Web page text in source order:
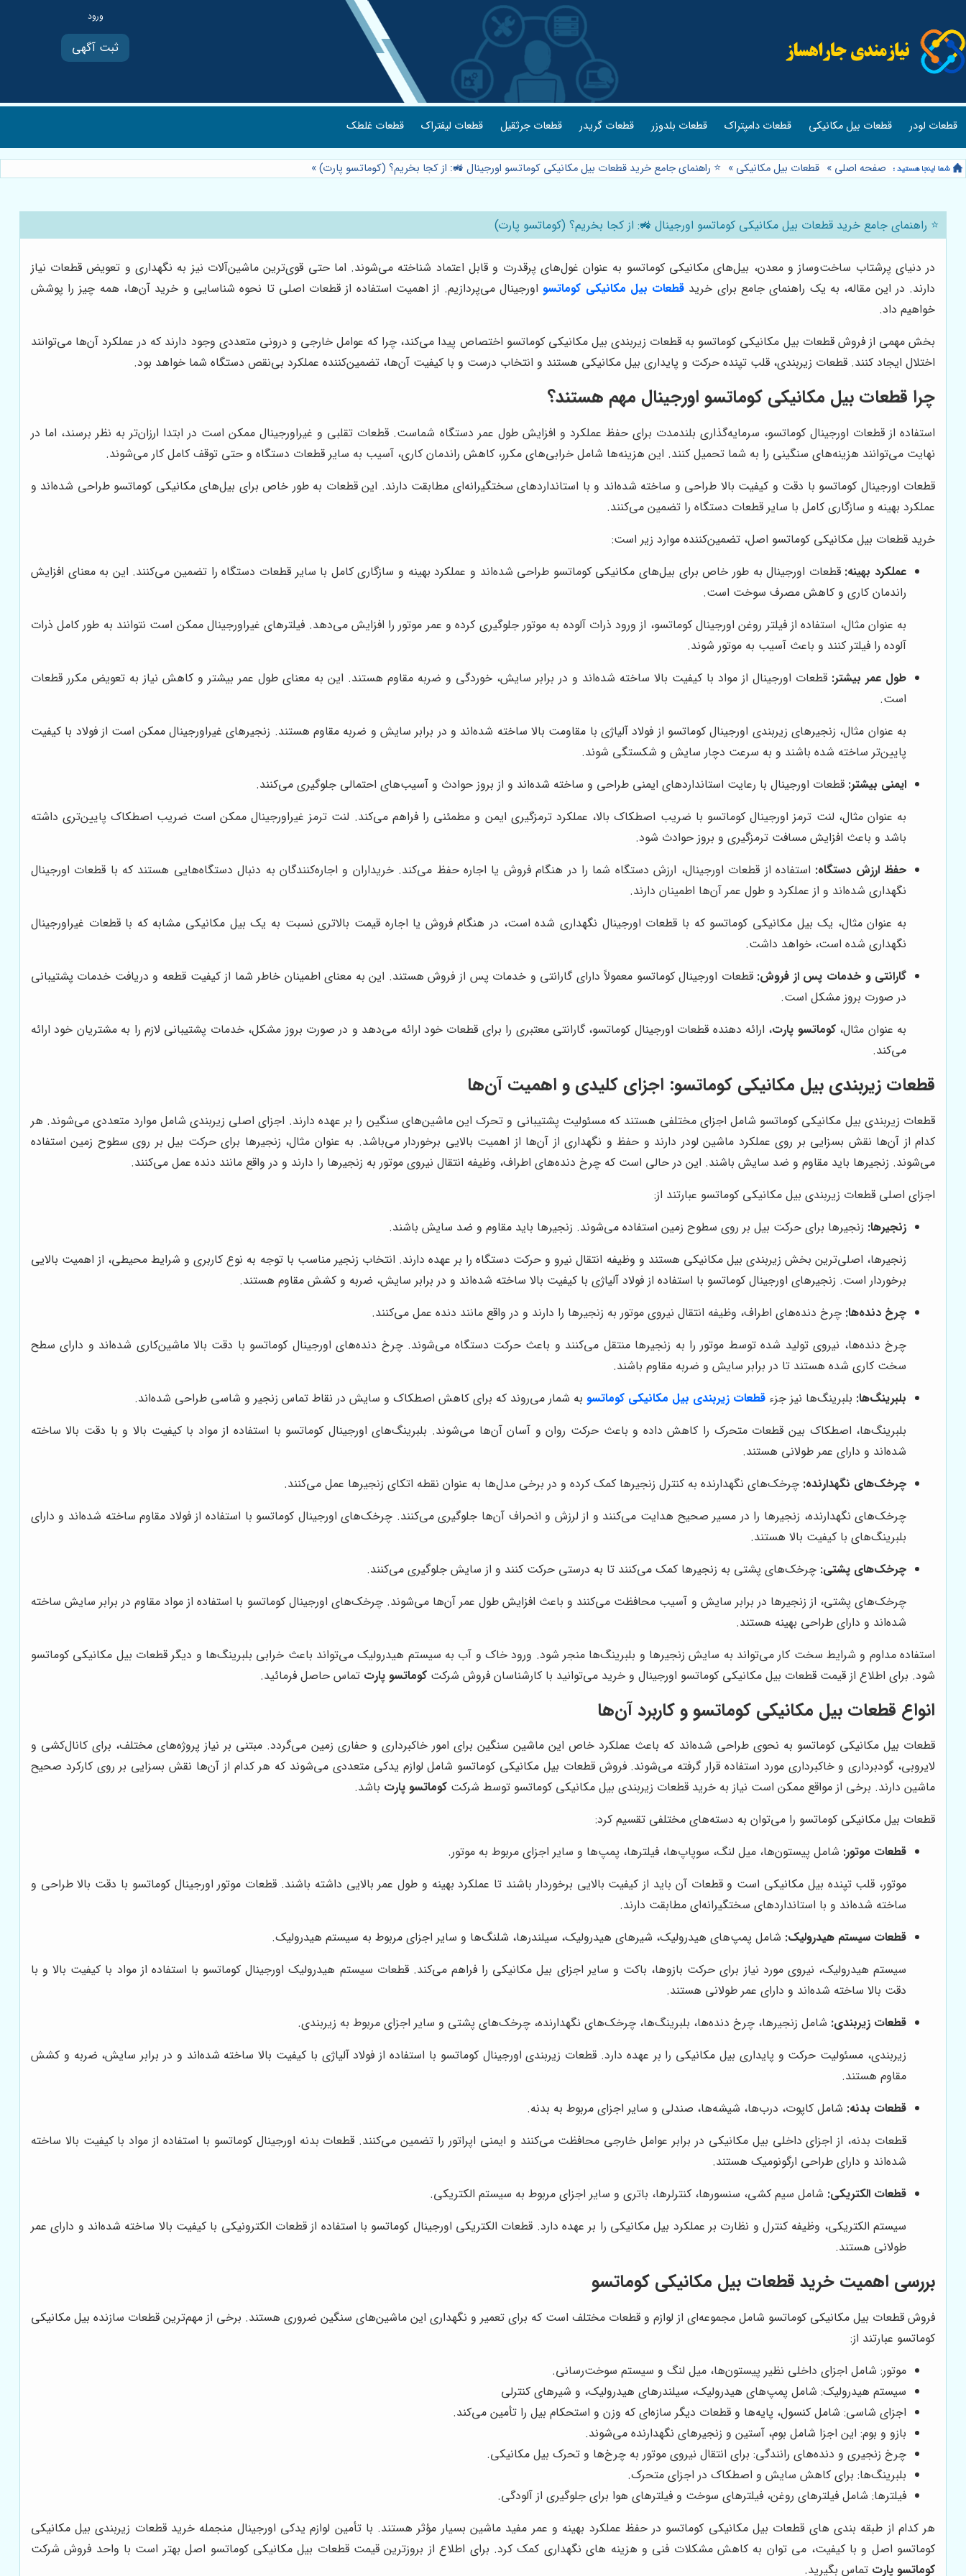
ثبت آگهی
قطعات لودر قطعات بیل مکانیکی قطعات دامپتراک قطعات بلدوزر قطعات گریدر قطعات جرثقیل قطعات لیفتراک قطعات غلطک
صفحه اصلی » قطعات بیل مکانیکی » ⭐️ راهنمای جامع خرید قطعات بیل مکانیکی کوماتسو اورجینال 🚜: از کجا بخریم؟ (کوماتسو پارت)»
⭐️ راهنمای جامع خرید قطعات بیل مکانیکی کوماتسو اورجینال 🚜: از کجا بخریم؟ (کوماتسو پارت)
در دنیای پرشتاب ساخت‌وساز و معدن، بیل‌های مکانیکی کوماتسو به عنوان غول‌های پرقدرت و قابل اعتماد شناخته می‌شوند. اما حتی قوی‌ترین ماشین‌آلات نیز به نگهداری و تعویض قطعات نیاز
دارند. در این مقاله، به یک راهنمای جامع برای خرید قطعات بیل مکانیکی کوماتسواورجینال می‌پردازیم. از اهمیت استفاده از قطعات اصلی تا نحوه شناسایی و خرید آن‌ها، همه چیز را پوشش
خواهیم داد.
بخش مهمی از فروش قطعات بیل مکانیکی کوماتسو به قطعات زیربندی بیل مکانیکی کوماتسو اختصاص پیدا می‌کند، چرا که عوامل خارجی و درونی متعددی وجود دارند که در عملکرد آن‌ها می‌توانند
اختلال ایجاد کنند. قطعات زیربندی، قلب تپنده حرکت و پایداری بیل مکانیکی هستند و انتخاب درست و با کیفیت آن‌ها، تضمین‌کننده عملکرد بی‌نقص دستگاه شما خواهد بود.
چرا قطعات بیل مکانیکی کوماتسو اورجینال مهم هستند؟
استفاده از قطعات اورجینال کوماتسو، سرمایه‌گذاری بلندمدت برای حفظ عملکرد و افزایش طول عمر دستگاه شماست. قطعات تقلبی و غیراورجینال ممکن است در ابتدا ارزان‌تر به نظر برسند، اما در
نهایت می‌توانند هزینه‌های سنگینی را به شما تحمیل کنند. این هزینه‌ها شامل خرابی‌های مکرر، کاهش راندمان کاری، آسیب به سایر قطعات دستگاه و حتی توقف کامل کار می‌شوند.
قطعات اورجینال کوماتسو با دقت و کیفیت بالا طراحی و ساخته شده‌اند و با استانداردهای سختگیرانه‌ای مطابقت دارند. این قطعات به طور خاص برای بیل‌های مکانیکی کوماتسو طراحی شده‌اند و
عملکرد بهینه و سازگاری کامل با سایر قطعات دستگاه را تضمین می‌کنند.
خرید قطعات بيل مكانيكى كوماتسو اصل، تضمین‌کننده موارد زیر است:
عملکرد بهینه: قطعات اورجینال به طور خاص برای بیل‌های مکانیکی کوماتسو طراحی شده‌اند و عملکرد بهینه و سازگاری کامل با سایر قطعات دستگاه را تضمین می‌کنند. این به معنای افزایش
راندمان کاری و کاهش مصرف سوخت است.
به عنوان مثال، استفاده از فیلتر روغن اورجینال کوماتسو، از ورود ذرات آلوده به موتور جلوگیری کرده و عمر موتور را افزایش می‌دهد. فیلترهای غیراورجینال ممکن است نتوانند به طور کامل ذرات
آلوده را فیلتر کنند و باعث آسیب به موتور شوند.
طول عمر بیشتر: قطعات اورجینال از مواد با کیفیت بالا ساخته شده‌اند و در برابر سایش، خوردگی و ضربه مقاوم هستند. این به معنای طول عمر بیشتر و کاهش نیاز به تعویض مکرر قطعات
است.
به عنوان مثال، زنجیرهای زیربندی اورجینال کوماتسو از فولاد آلیاژی با مقاومت بالا ساخته شده‌اند و در برابر سایش و ضربه مقاوم هستند. زنجیرهای غیراورجینال ممکن است از فولاد با کیفیت
پایین‌تر ساخته شده باشند و به سرعت دچار سایش و شکستگی شوند.
ایمنی بیشتر: قطعات اورجینال با رعایت استانداردهای ایمنی طراحی و ساخته شده‌اند و از بروز حوادث و آسیب‌های احتمالی جلوگیری می‌کنند.
به عنوان مثال، لنت ترمز اورجینال کوماتسو با ضریب اصطکاک بالا، عملکرد ترمزگیری ایمن و مطمئنی را فراهم می‌کند. لنت ترمز غیراورجینال ممکن است ضریب اصطکاک پایین‌تری داشته
باشد و باعث افزایش مسافت ترمزگیری و بروز حوادث شود.
حفظ ارزش دستگاه: استفاده از قطعات اورجینال، ارزش دستگاه شما را در هنگام فروش یا اجاره حفظ می‌کند. خریداران و اجاره‌کنندگان به دنبال دستگاه‌هایی هستند که با قطعات اورجینال
نگهداری شده‌اند و از عملکرد و طول عمر آن‌ها اطمینان دارند.
به عنوان مثال، یک بیل مکانیکی کوماتسو که با قطعات اورجینال نگهداری شده است، در هنگام فروش یا اجاره قیمت بالاتری نسبت به یک بیل مکانیکی مشابه که با قطعات غیراورجینال
نگهداری شده است، خواهد داشت.
گارانتی و خدمات پس از فروش: قطعات اورجینال کوماتسو معمولاً دارای گارانتی و خدمات پس از فروش هستند. این به معنای اطمینان خاطر شما از کیفیت قطعه و دریافت خدمات پشتیبانی
در صورت بروز مشکل است.
به عنوان مثال،کوماتسو پارت، ارائه دهنده قطعات اورجینال کوماتسو، گارانتی معتبری را برای قطعات خود ارائه می‌دهد و در صورت بروز مشکل، خدمات پشتیبانی لازم را به مشتریان خود ارائه
می‌کند.
قطعات زیربندی بیل مکانیکی کوماتسو: اجزای کلیدی و اهمیت آن‌ها
قطعات زیربندی بیل مکانیکی کوماتسو شامل اجزای مختلفی هستند که مسئولیت پشتیبانی و تحرک این ماشین‌های سنگین را بر عهده دارند. اجزای اصلی زیربندی شامل موارد متعددی می‌شوند. هر
کدام از آن‌ها نقش بسزایی بر روی عملکرد ماشین لودر دارند و حفظ و نگهداری از آن‌ها از اهمیت بالایی برخوردار می‌باشد. به عنوان مثال، زنجیرها برای حرکت بیل بر روی سطوح زمین استفاده
می‌شوند. زنجیرها باید مقاوم و ضد سایش باشند. این در حالی است که چرخ دنده‌های اطراف، وظیفه انتقال نیروی موتور به زنجیرها را دارند و در واقع مانند دنده عمل می‌کنند.
اجزای اصلی قطعات زیربندی بیل مکانیکی کوماتسو عبارتند از:
زنجیرها: زنجیرها برای حرکت بیل بر روی سطوح زمین استفاده می‌شوند. زنجیرها باید مقاوم و ضد سایش باشند.
زنجیرها، اصلی‌ترین بخش زیربندی بیل مکانیکی هستند و وظیفه انتقال نیرو و حرکت دستگاه را بر عهده دارند. انتخاب زنجیر مناسب با توجه به نوع کاربری و شرایط محیطی، از اهمیت بالایی
برخوردار است. زنجیرهای اورجینال کوماتسو با استفاده از فولاد آلیاژی با کیفیت بالا ساخته شده‌اند و در برابر سایش، ضربه و کشش مقاوم هستند.
چرخ دنده‌ها: چرخ دنده‌های اطراف، وظیفه انتقال نیروی موتور به زنجیرها را دارند و در واقع مانند دنده عمل می‌کنند.
چرخ دنده‌ها، نیروی تولید شده توسط موتور را به زنجیرها منتقل می‌کنند و باعث حرکت دستگاه می‌شوند. چرخ دنده‌های اورجینال کوماتسو با دقت بالا ماشین‌کاری شده‌اند و دارای سطح
سخت کاری شده هستند تا در برابر سایش و ضربه مقاوم باشند.
بلبرینگ‌ها: بلبرینگ‌ها نیز جزء قطعات زیربندی بیل مکانیکی کوماتسو به شمار می‌روند که برای کاهش اصطکاک و سایش در نقاط تماس زنجیر و شاسی طراحی شده‌اند.
بلبرینگ‌ها، اصطکاک بین قطعات متحرک را کاهش داده و باعث حرکت روان و آسان آن‌ها می‌شوند. بلبرینگ‌های اورجینال کوماتسو با استفاده از مواد با کیفیت بالا و با دقت بالا ساخته
شده‌اند و دارای عمر طولانی هستند.
چرخک‌های نگهدارنده: چرخک‌های نگهدارنده به کنترل زنجیرها کمک کرده و در برخی مدل‌ها به عنوان نقطه اتکای زنجیرها عمل می‌کنند.
چرخک‌های نگهدارنده، زنجیرها را در مسیر صحیح هدایت می‌کنند و از لرزش و انحراف آن‌ها جلوگیری می‌کنند. چرخک‌های اورجینال کوماتسو با استفاده از فولاد مقاوم ساخته شده‌اند و دارای
بلبرینگ‌های با کیفیت بالا هستند.
چرخک‌های پشتی: چرخک‌های پشتی به زنجیرها کمک می‌کنند تا به درستی حرکت کنند و از سایش جلوگیری می‌کنند.
چرخک‌های پشتی، از زنجیرها در برابر سایش و آسیب محافظت می‌کنند و باعث افزایش طول عمر آن‌ها می‌شوند. چرخک‌های اورجینال کوماتسو با استفاده از مواد مقاوم در برابر سایش ساخته
شده‌اند و دارای طراحی بهینه هستند.
استفاده مداوم و شرایط سخت کار می‌تواند به سایش زنجیرها و بلبرینگ‌ها منجر شود. ورود خاک و آب به سیستم هیدرولیکمی‌تواند باعث خرابی بلبرینگ‌ها و دیگر قطعات بیل مکانیکی کوماتسو
شود. برای اطلاع از قیمت قطعات بیل مکانیکی کوماتسو اورجینال و خرید می‌توانید با کارشناسان فروش شرکت کوماتسو پارت تماس حاصل فرمائید.
انواع قطعات بیل مکانیکی کوماتسو و کاربرد آن‌ها
قطعات بيل مكانيكى كوماتسو به نحوی طراحی شده‌اند که باعث عملکرد خاص این ماشین سنگین برای امور خاکبرداری و حفاری زمین می‌گردد. مبتنی بر نیاز پروژه‌های مختلف، برای کانال‌کشی و
لایروبی، گودبرداری و خاکبرداری مورد استفاده قرار گرفته می‌شوند. فروش قطعات بیل مکانیکی کوماتسو شامل لوازم یدکی متعددی می‌شوند که هر کدام از آن‌ها نقش بسزایی بر روی کارکرد صحیح
ماشین دارند. برخی از مواقع ممکن است نیاز به خرید قطعات زیربندی بیل مکانیکی کوماتسو توسط شرکت کوماتسو پارت باشد.
قطعات بیل مکانیکی کوماتسو را می‌توان به دسته‌های مختلفی تقسیم کرد:
قطعات موتور: شامل پیستون‌ها، میل لنگ، سوپاپ‌ها، فیلترها، پمپ‌ها و سایر اجزای مربوط به موتور.
موتور، قلب تپنده بیل مکانیکی است و قطعات آن باید از کیفیت بالایی برخوردار باشند تا عملکرد بهینه و طول عمر بالایی داشته باشند. قطعات موتور اورجینال کوماتسو با دقت بالا طراحی و
ساخته شده‌اند و با استانداردهای سختگیرانه‌ای مطابقت دارند.
قطعات سیستم هیدرولیک: شامل پمپ‌های هیدرولیک، شیرهای هیدرولیک، سیلندرها، شلنگ‌ها و سایر اجزای مربوط به سیستم هیدرولیک.
سیستم هیدرولیک، نیروی مورد نیاز برای حرکت بازوها، باکت و سایر اجزای بیل مکانیکی را فراهم می‌کند. قطعات سیستم هیدرولیک اورجینال کوماتسو با استفاده از مواد با کیفیت بالا و با
دقت بالا ساخته شده‌اند و دارای عمر طولانی هستند.
قطعات زیربندی: شامل زنجیرها، چرخ دنده‌ها، بلبرینگ‌ها، چرخک‌های نگهدارنده، چرخک‌های پشتی و سایر اجزای مربوط به زیربندی.
زیربندی، مسئولیت حرکت و پایداری بیل مکانیکی را بر عهده دارد. قطعات زیربندی اورجینال کوماتسو با استفاده از فولاد آلیاژی با کیفیت بالا ساخته شده‌اند و در برابر سایش، ضربه و کشش
مقاوم هستند.
قطعات بدنه: شامل کاپوت، درب‌ها، شیشه‌ها، صندلی و سایر اجزای مربوط به بدنه.
قطعات بدنه، از اجزای داخلی بیل مکانیکی در برابر عوامل خارجی محافظت می‌کنند و ایمنی اپراتور را تضمین می‌کنند. قطعات بدنه اورجینال کوماتسو با استفاده از مواد با کیفیت بالا ساخته
شده‌اند و دارای طراحی ارگونومیک هستند.
قطعات الکتریکی: شامل سیم کشی، سنسورها، کنترلرها، باتری و سایر اجزای مربوط به سیستم الکتریکی.
سیستم الکتریکی، وظیفه کنترل و نظارت بر عملکرد بیل مکانیکی را بر عهده دارد. قطعات الکتریکی اورجینال کوماتسو با استفاده از قطعات الکترونیکی با کیفیت بالا ساخته شده‌اند و دارای عمر
طولانی هستند.
بررسی اهمیت خرید قطعات بیل مکانیکی کوماتسو
فروش قطعات بیل مکانیکی کوماتسو شامل مجموعه‌ای از لوازم و قطعات مختلف است که برای تعمیر و نگهداری این ماشین‌های سنگین ضروری هستند. برخی از مهم‌ترین قطعات سازنده بیل مکانیکی
کوماتسو عبارتند از:
موتور: شامل اجزای داخلی نظیر پیستون‌ها، میل لنگ و سیستم سوخت‌رسانی.
سیستم هیدرولیک: شامل پمپ‌های هیدرولیک، سیلندرهای هیدرولیک، و شیرهای کنترلی
اجزای شاسی: شامل کنسول، پایه‌ها و قطعات دیگر سازه‌ای که وزن و استحکام بیل را تأمین می‌کند.
بازو و بوم: این اجزا شامل بوم، آستین و زنجیرهای نگهدارنده می‌شوند.
چرخ زنجیری و دنده‌های رانندگی: برای انتقال نیروی موتور به چرخ‌ها و تحرک بیل مکانیکی.
بلبرینگ‌ها: برای کاهش سایش و اصطکاک در اجزای متحرک.
فیلترها: شامل فیلترهای روغن، فیلترهای سوخت و فیلترهای هوا برای جلوگیری از آلودگی.
هر کدام از طبقه بندی های قطعات بیل مکانیکی کوماتسو در حفظ عملکرد بهینه و عمر مفید ماشین بسیار مؤثر هستند. با تأمین لوازم یدکی اورجینال منجمله خرید قطعات زیربندی بیل مکانیکی
کوماتسو اصل و با کیفیت، می توان به کاهش مشکلات فنی و هزینه های نگهداری کمک کرد. برای اطلاع از بروزترین قیمت قطعات بیل مکانیکی کوماتسو اصل بهتر است با واحد فروش شرکت
کوماتسو پارت تماس بگیرید.